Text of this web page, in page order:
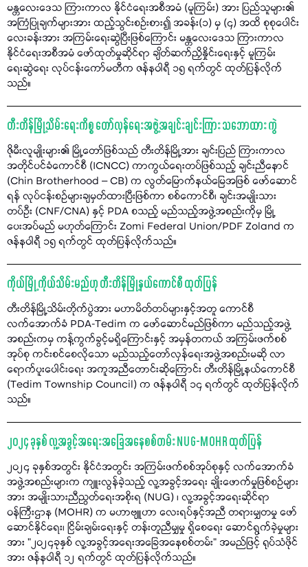
မန္တလေးဒေသ ကြားကာလ နိုင်ငံရေးအစီအမံ (မူကြမ်း) အား ပြည်သူများ၏
အကြံပြုချက်များအား ထည့်သွင်းစဉ်းစား၍ အခန်း(၁) မှ (၄) အထိ စုစုပေါင်း
လေးခန်းအား အကြမ်းရေးဆွဲပြီးဖြစ်ကြောင်း မန္တလေးဒေသ ကြားကာလ
နိုင်ငံရေးအစီအမံ ဖော်ထုတ်မှုဆိုင်ရာ ချိတ်ဆက်ညှိနှိုင်းရေးနှင့် မူကြမ်း
ရေးဆွဲရေး လုပ်ငန်းကော်မတီက ဇန်နဝါရီ ၁၅ ရက်တွင် ထုတ်ပြန်လိုက်
သည်။
တီးတိန်မြို့သိမ်းရေးကိစ္စ တော်လှန်ရေးအဖွဲ့အချင်းချင်းကြား သဘောထား ကွဲ
ဇိုမီးလူမျိုးများ၏ မြို့တော်ဖြစ်သည် တီးတိန်မြို့အား ချင်းပြည် ကြားကာလ
အတိုင်ပင်ခံကောင်စီ (ICNCC) ကာကွယ်ရေးတပ်ဖြစ်သည့် ချင်းညီနောင်
(Chin Brotherhood – CB) က လွတ်မြောက်နယ်မြေအဖြစ် ဖော်ဆောင်
ရန် လုပ်ငန်းစဉ်များချမှတ်ထားပြီးဖြစ်ကာ စစ်ကောင်စီ၊ ချင်းအမျိုးသား
တပ်ဦး (CNF/CNA) နှင့် PDA စသည့် မည်သည့်အဖွဲ့အစည်းကိုမှ မြို့
ပေးအပ်မည် မဟုတ်ကြောင်း Zomi Federal Union/PDF Zoland က
ဇန်နဝါရီ ၁၅ ရက်တွင် ထုတ်ပြန်လိုက်သည်။
ကိုယ်မြို့ ကိုယ်သိမ်းမည်ဟု တီးတိန်မြို့နယ်ကောင်စီ ထုတ်ပြန်
တီးတိန်မြို့သိမ်းတိုက်ပွဲအား မဟာမိတ်တပ်များနှင့်အတူ ကောင်စီ
လက်အောက်ခံ PDA-Tedim က ဖော်ဆောင်မည်ဖြစ်ကာ မည်သည့်အဖွဲ့
အစည်းကမှ ကန့်ကွက်ခွင့်မရှိကြောင်းနှင့် အမှန်တကယ် အကြမ်းဖက်စစ်
အုပ်စု ကင်းစင်စေလိုသော မည်သည့်တော်လှန်ရေးအဖွဲ့အစည်းမဆို လာ
ရောက်ပူးပေါင်းရေး အကူအညီတောင်းဆိုကြောင်း တီးတိန်မြို့နယ်ကောင်စီ
(Tedim Township Council) က ဇန်နဝါရီ ၁၄ ရက်တွင် ထုတ်ပြန်လိုက်
သည်။
၂၀၂၄ ခုနှစ် လူ့အခွင့်အရေးအခြေအနေစစ်တမ်း NUG-MOHR ထုတ်ပြန်
၂၀၂၄ ခုနှစ်အတွင်း နိုင်ငံအတွင်း အကြမ်းဖက်စစ်အုပ်စုနှင့် လက်အောက်ခံ
အဖွဲ့အစည်းများက ကျူးလွန်ခဲ့သည့် လူ့အခွင့်အရေး ချိုးဖောက်မှုဖြစ်စဉ်များ
အား အမျိုးသားညီညွတ်ရေးအစိုးရ (NUG) ၊ လူ့အခွင့်အရေးဆိုင်ရာ
ဝန်ကြီးဌာန (MOHR) က မဟာဗျူဟာ လေးရပ်နှင့်အညီ တရားမျှတမှု ဖော်
ဆောင်နိုင်ရေး၊ ငြိမ်းချမ်းရေးနှင့် တန်းတူညီမျှမှု ရှိစေရေး ဆောင်ရွက်ခဲ့မှုများ
အား "၂၀၂၄ခုနှစ် လူ့အခွင့်အရေးအခြေအနေစစ်တမ်း" အမည်ဖြင့် ရုပ်သံဖိုင်
အား ဇန်နဝါရီ ၁၂ ရက်တွင် ထုတ်ပြန်လိုက်သည်။